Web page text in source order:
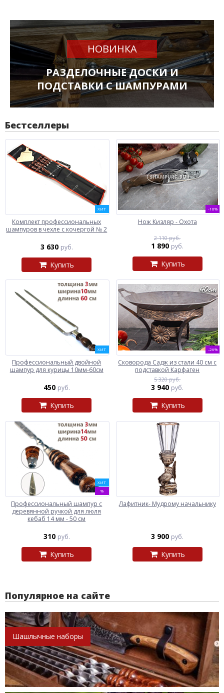
НОВИНКА
РАЗДЕЛОЧНЫЕ ДОСКИ И
ПОДСТАВКИ С ШАМПУРАМИ
Бестселлеры
ХИТ
Комплект профессиональных
шампуров в чехле с кочергой № 2
3 630 руб.
Купить
-10%
Нож Кизляр - Охота
2 110 руб.
1 890 руб.
Купить
ХИТ
Профессиональный двойной
шампур для курицы 10мм-60см
450 руб.
Купить
-26%
Сковорода Садж из стали 40 см с
подставкой Карфаген
5 320 руб.
3 940 руб.
Купить
ХИТ
%
Профессиональный шампур с
деревянной ручкой для люля
кебаб 14 мм - 50 см
310 руб.
Купить
Лафитник- Мудрому начальнику
3 900 руб.
Купить
Популярное на сайте
Шашлычные наборы